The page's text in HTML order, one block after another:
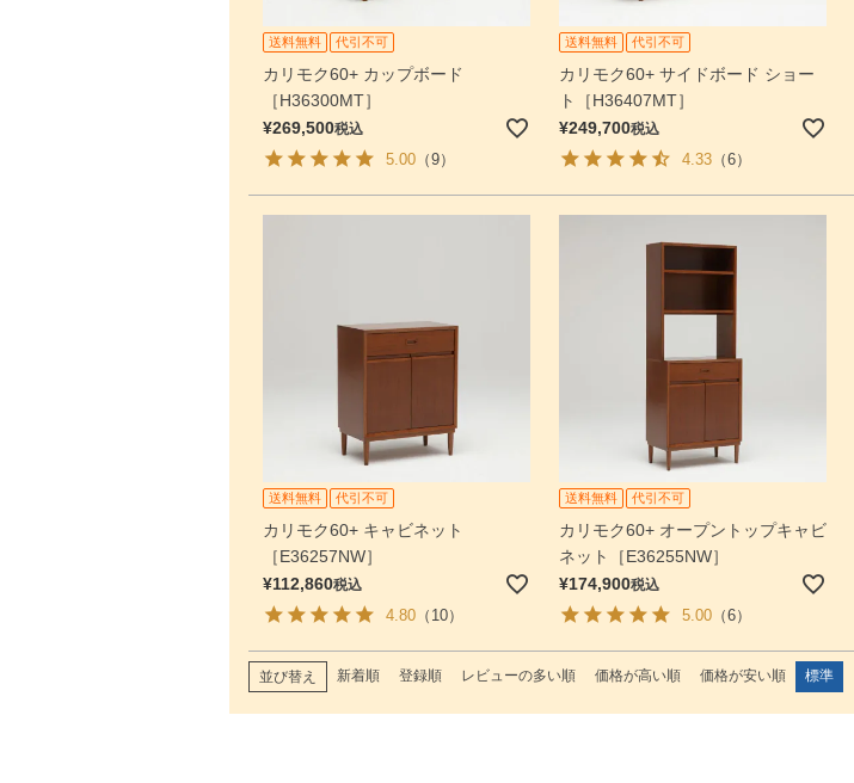
送料無料 代引不可
カリモク60+ カップボード
［H36300MT］
¥269,500税込
5.00（9）
送料無料 代引不可
カリモク60+ サイドボード ショー
ト［H36407MT］
¥249,700税込
4.33（6）
送料無料 代引不可
カリモク60+ キャビネット
［E36257NW］
¥112,860税込
4.80（10）
送料無料 代引不可
カリモク60+ オープントップキャビ
ネット［E36255NW］
¥174,900税込
5.00（6）
並び替え 新着順 登録順 レビューの多い順 価格が高い順 価格が安い順 標準